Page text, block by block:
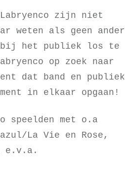
Labryenco zijn niet
weten als geen ander
het publiek los te
op zoek naar
dat band en publiek
in elkaar opgaan!
speelden met o.a
La Vie en Rose,
e.v.a.